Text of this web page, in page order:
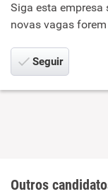
Siga esta empresa
novas vagas
Seguir
Outros